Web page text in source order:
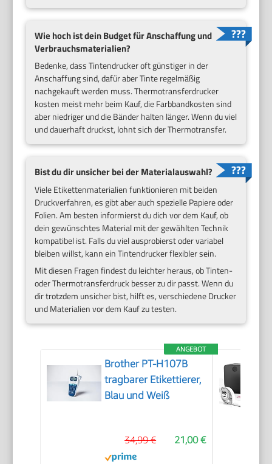
Wie hoch ist dein Budget für Anschaffung und
Verbrauchsmaterialien?
Bedenke, dass Tintendrucker oft günstiger in der
Anschaffung sind, dafür aber Tinte regelmäßig
nachgekauft werden muss. Thermotransferdrucker
kosten meist mehr beim Kauf, die Farbbandkosten sind
aber niedriger und die Bänder halten länger. Wenn du viel
und dauerhaft druckst, lohnt sich der Thermotransfer.
Bist du dir unsicher bei der Materialauswahl?
Viele Etikettenmaterialien funktionieren mit beiden
Druckverfahren, es gibt aber auch spezielle Papiere oder
Folien. Am besten informierst du dich vor dem Kauf, ob
dein gewünschtes Material mit der gewählten Technik
kompatibel ist. Falls du viel ausprobierst oder variabel
bleiben willst, kann ein Tintendrucker flexibler sein.
Mit diesen Fragen findest du leichter heraus, ob Tinten-
oder Thermotransferdruck besser zu dir passt. Wenn du
dir trotzdem unsicher bist, hilft es, verschiedene Drucker
und Materialien vor dem Kauf zu testen.
ANGEBOT
Brother PT-H107B
tragbarer Etikettierer,
Blau und Weiß
21,00 €
34,99 €